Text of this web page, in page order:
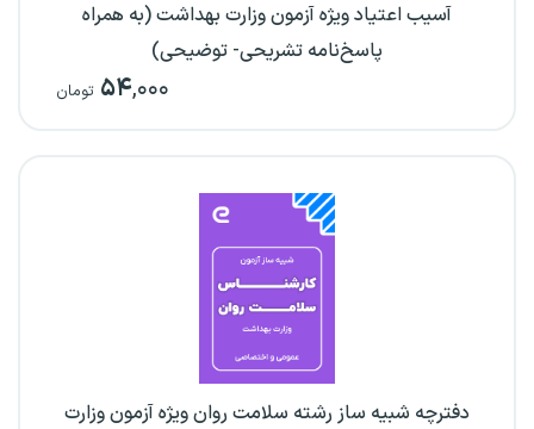
آسیب اعتیاد ویژه آزمون وزارت بهداشت (به همراه
پاسخ‌نامه تشریحی- توضیحی)
۵۴,۰۰۰ تومان
دفترچه شبیه ساز رشته سلامت روان ویژه آزمون وزارت